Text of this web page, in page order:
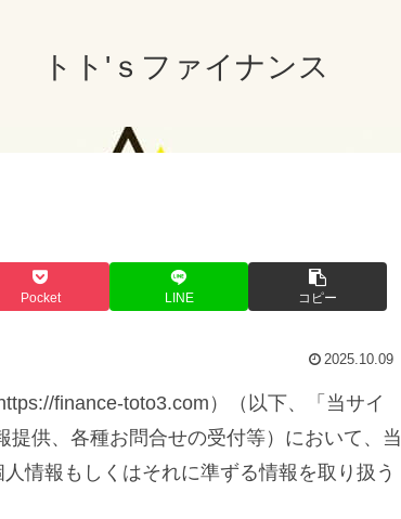
トト'ｓファイナンス
Pocket LINE コピー
2025.10.09
finance-toto3.com）（以下、「当サイ
提供、各種お問合せの受付等）において、当
情報もしくはそれに準ずる情報を取り扱う